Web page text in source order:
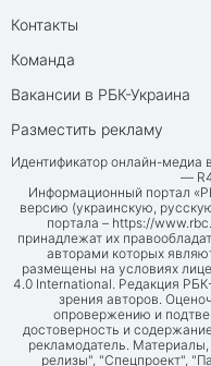
Контакты
Команда
Вакансии в РБК-Украина
Разместить рекламу
Идентификатор онлайн-медиа
—
Информационный портал
версию (украинскую,
портала – https://
принадлежат их
авторами которых
размещены на условиях
4.0 International. Редакция
зрения авторов.
опровержению и
достоверность и
рекламодатель.
релизы", "Спецпроект",